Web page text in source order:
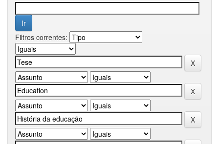
Filtros correntes: